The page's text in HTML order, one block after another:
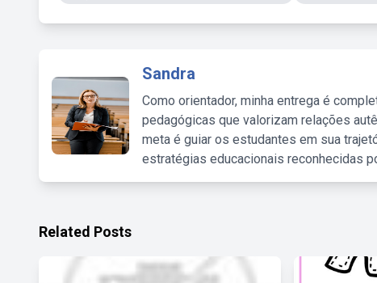
Sandra
Como orientador, minha entrega é
pedagógicas que valorizam relações
meta é guiar os estudantes em sua
estratégias educacionais reconhecidas
Related Posts